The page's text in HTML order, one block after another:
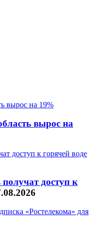
вырос на
доступ к